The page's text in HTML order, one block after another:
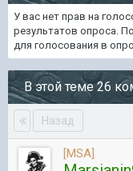
У вас нет прав на
результатов опроса.
для голосования в
В этой теме 26
Назад
[MSA]